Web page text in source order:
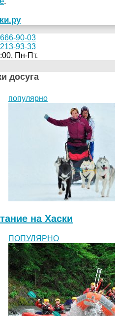
90-03
93-33
Пн-Пт.
досуга
популярно
на Хаски
ПОПУЛЯРНО